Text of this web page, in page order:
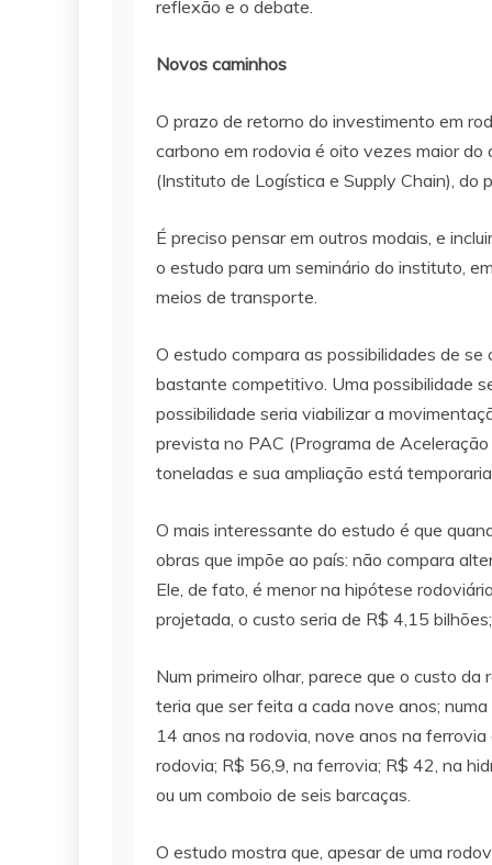
reflexão e o debate.
Novos caminhos
O prazo de retorno do investimento em
carbono em rodovia é oito vezes maior
(Instituto de Logística e Supply Chain),
É preciso pensar em outros modais, e
o estudo para um seminário do instituto,
meios de transporte.
O estudo compara as possibilidades de
bastante competitivo. Uma possibilidade
possibilidade seria viabilizar a
prevista no PAC (Programa de
toneladas e sua ampliação está
O mais interessante do estudo é que
obras que impõe ao país: não compara
Ele, de fato, é menor na hipótese
projetada, o custo seria de R$ 4,15
Num primeiro olhar, parece que o custo
teria que ser feita a cada nove anos;
14 anos na rodovia, nove anos na
rodovia; R$ 56,9, na ferrovia; R$ 42, na
ou um comboio de seis barcaças.
O estudo mostra que, apesar de uma